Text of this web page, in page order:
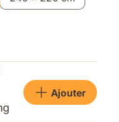
Ajouter